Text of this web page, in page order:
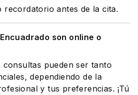
antes de la cita.
son online o
consultas pueden ser tanto
dependiendo de la
y tus preferencias. ¡Tú